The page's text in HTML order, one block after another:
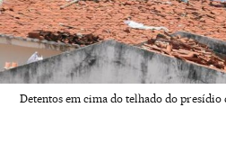
Detentos em cima do telhado do